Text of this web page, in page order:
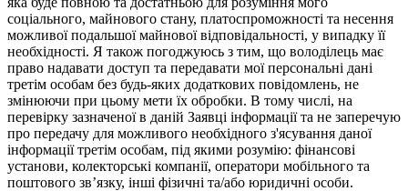
соціального, майнового стану, платоспроможності та несення
можливої подальшої майнової відповідальності, у випадку її
необхідності. Я також погоджуюсь з тим, що володілець має
право надавати доступ та передавати мої персональні дані
третім особам без будь-яких додаткових повідомлень, не
змінюючи при цьому мети їх обробки. В тому числі, на
перевірку зазначеної в даній Заявці інформації та не заперечую
про передачу для можливого необхідного з'ясування даної
інформації третім особам, під якими розумію: фінансові
установи, колекторські компанії, оператори мобільного та
поштового зв’язку, інші фізичні та/або юридичні особи.